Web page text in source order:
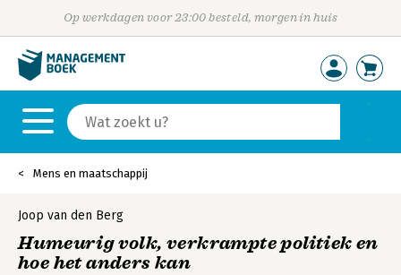
Op werkdagen voor 23:00 besteld, morgen in huis
Mens en maatschappij
Joop van den Berg
Humeurig volk, verkrampte politiek en
hoe het anders kan